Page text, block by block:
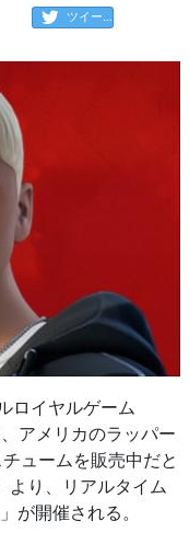
ツイート
ロイヤルゲーム
アメリカのラッパー
ュームを販売中だと
より、リアルタイム
が開催される。